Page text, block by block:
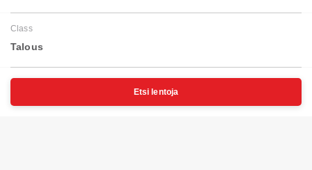
Class
Talous
Etsi lentoja